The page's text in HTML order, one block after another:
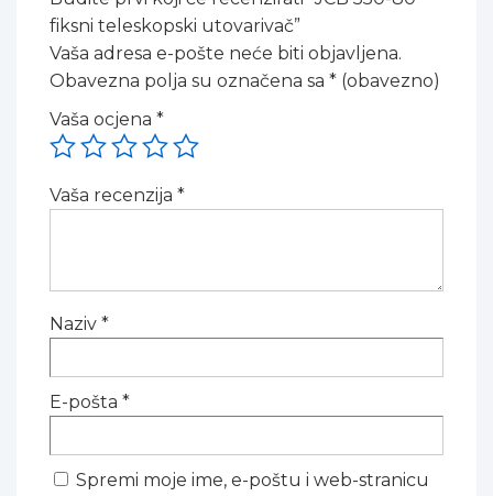
fiksni teleskopski utovarivač”
Vaša adresa e-pošte neće biti objavljena.
Obavezna polja su označena sa * (obavezno)
Vaša ocjena *
Vaša recenzija *
Naziv *
E-pošta *
Spremi moje ime, e-poštu i web-stranicu